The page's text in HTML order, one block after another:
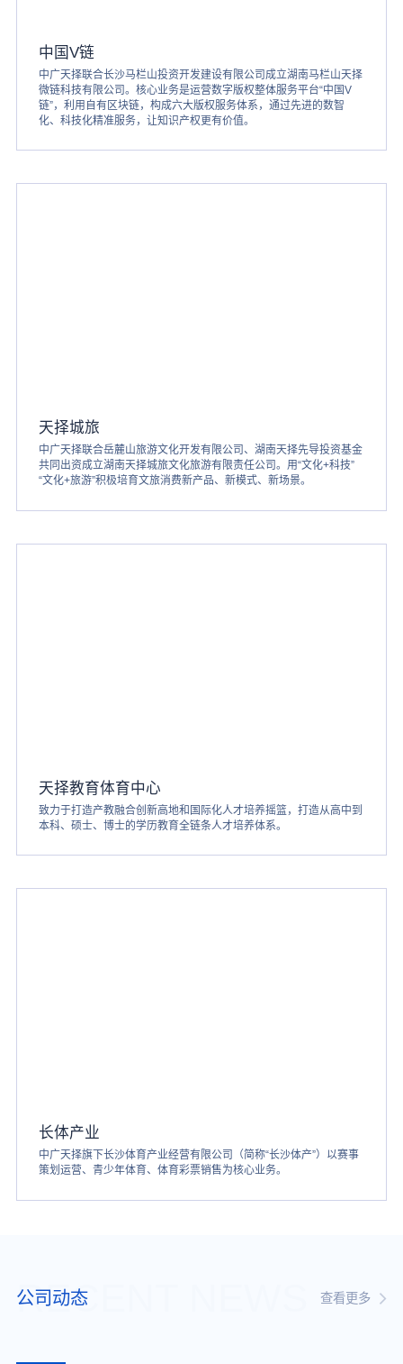
中国V链
中广天择联合长沙马栏山投资开发建设有限公司成立湖南马栏山天择
微链科技有限公司。核心业务是运营数字版权整体服务平台“中国V
链”，利用自有区块链，构成六大版权服务体系，通过先进的数智
化、科技化精准服务，让知识产权更有价值。
天择城旅
中广天择联合岳麓山旅游文化开发有限公司、湖南天择先导投资基金
共同出资成立湖南天择城旅文化旅游有限责任公司。用“文化+科技”
“文化+旅游”积极培育文旅消费新产品、新模式、新场景。
天择教育体育中心
致力于打造产教融合创新高地和国际化人才培养摇篮，打造从高中到
本科、硕士、博士的学历教育全链条人才培养体系。
长体产业
中广天择旗下长沙体育产业经营有限公司（简称“长沙体产”）以赛事
策划运营、青少年体育、体育彩票销售为核心业务。
RECENT NEWS
公司动态 查看更多